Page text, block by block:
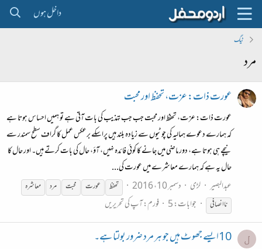
داخل ہوں
ٹیگ
مرد
عورت ذات: عزت، تحفظ اور محبت
عورت ذات: عزت، تحفظ اور محبت جب جب تہذیب کی بات آتی ہے تو ہمیں احساس ہوتا ہے
کہ ہمارے دعوے ہمالیہ کی چوٹیوں سے زیادہ بلند ہیں پراسکے برعکس عمل کا گراف سطح سمندر سے
نیچے ہی ہوتا ہے، دور ماضی میں جانے کا کوئی فائدہ نہیں، آؤ، حال کی بات کرتے ہیں۔ اور حال کا
حال یہ ہے کہ ہمارے معاشرے میں عورت کی...
عبدالبصیر لڑی دسمبر 10، 2016 تحفظ عورت محبت مرد
معاشرہ
ناانصافی
جوابات: 5 فورم:آپ کی تحریریں
ل 10ایسے جھو ٹ ہیں جو ہر مرد ضرور بولتا ہے۔